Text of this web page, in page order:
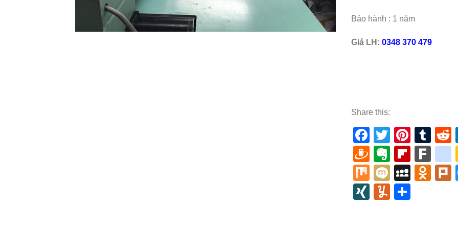
Bảo hành : 1 năm
Giá LH: 0348 370 479
Share this:
Facebook
Twitter
Draugiem
Evernote
Mix Mixi
XINGYummly